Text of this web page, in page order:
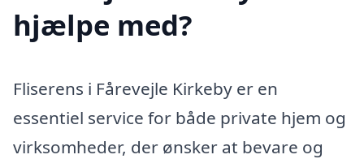
hjælpe med?
Fliserens i Fårevejle Kirkeby er en
essentiel service for både private hjem og
virksomheder, der ønsker at bevare og